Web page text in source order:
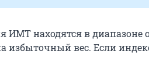
находятся в диапазоне
избыточный вес. Если